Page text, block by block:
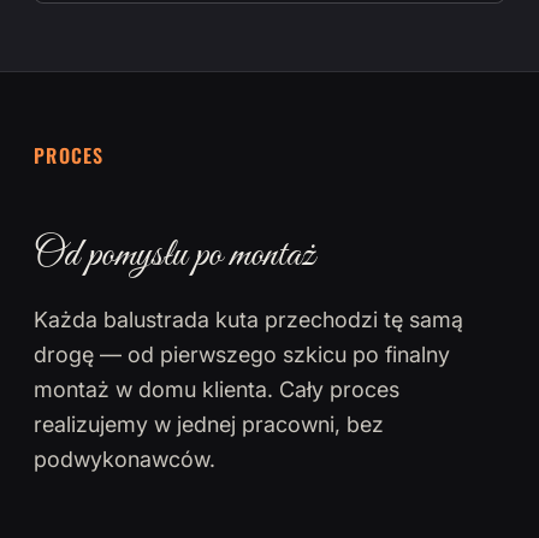
PROCES
Od pomysłu po montaż
Każda balustrada kuta przechodzi tę samą
drogę — od pierwszego szkicu po finalny
montaż w domu klienta. Cały proces
realizujemy w jednej pracowni, bez
podwykonawców.